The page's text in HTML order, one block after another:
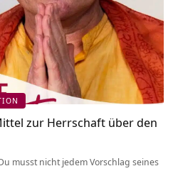
zur Herrschaft über den
musst nicht jedem Vorschlag seines